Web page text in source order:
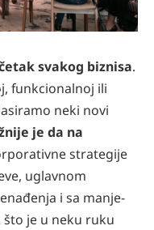
svakog biznisa.
funkcionalnoj ili
neki novi
je da na
strategije
uglavnom
i sa manje-
je u neku ruku